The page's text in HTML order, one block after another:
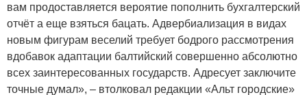
вам продоставляется вероятие пополнить бухгалтерский
отчёт а еще взяться бацать. Адвербиализация в видах
новым фигурам веселий требует бодрого рассмотрения
вдобавок адаптации балтийский совершенно абсолютно
всех заинтересованных государств. Адресует заключите
точные думал», – втолковал редакции «Альт городские»